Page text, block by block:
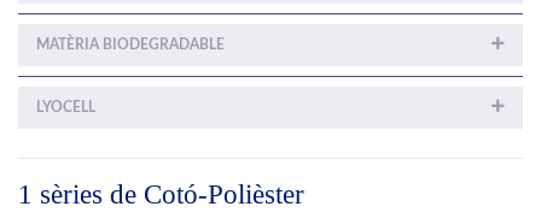
MATÈRIA BIODEGRADABLE
LYOCELL
1 sèries de Cotó-Polièster